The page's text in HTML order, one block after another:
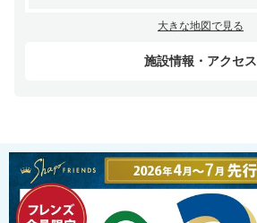
大きな地図で見る
施設情報・アクセス